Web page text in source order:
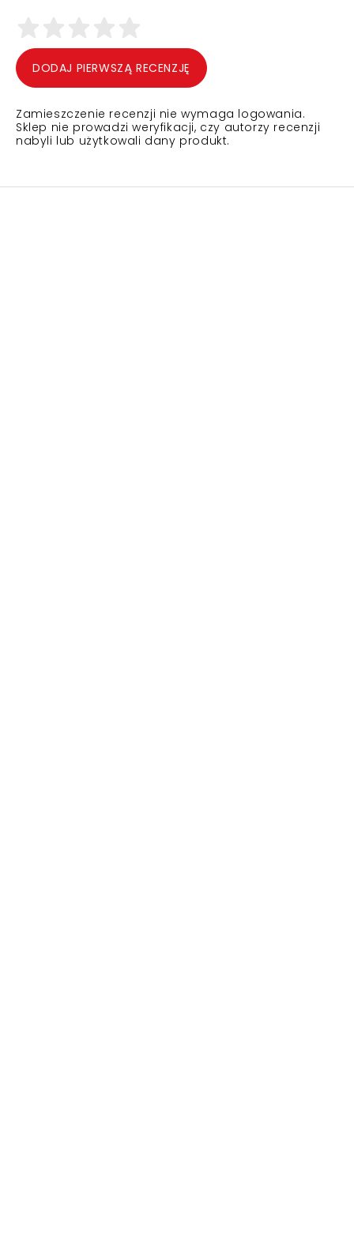
DODAJ PIERWSZĄ RECENZJĘ
Zamieszczenie recenzji nie wymaga logowania.
Sklep nie prowadzi weryfikacji, czy autorzy recenzji
nabyli lub użytkowali dany produkt.